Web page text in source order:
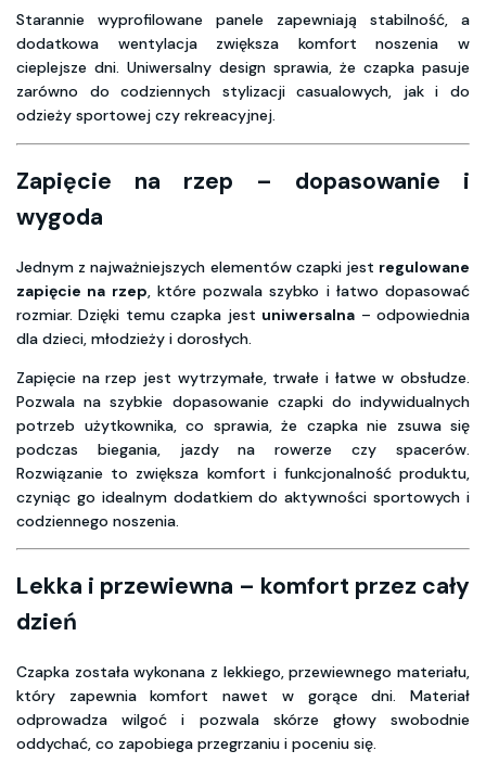
Starannie wyprofilowane panele zapewniają stabilność, a
dodatkowa wentylacja zwiększa komfort noszenia w
cieplejsze dni. Uniwersalny design sprawia, że czapka pasuje
zarówno do codziennych stylizacji casualowych, jak i do
odzieży sportowej czy rekreacyjnej.
Zapięcie na rzep – dopasowanie i
wygoda
Jednym z najważniejszych elementów czapki jest regulowane
zapięcie na rzep , które pozwala szybko i łatwo dopasować
rozmiar. Dzięki temu czapka jest uniwersalna – odpowiednia
dla dzieci, młodzieży i dorosłych.
Zapięcie na rzep jest wytrzymałe, trwałe i łatwe w obsłudze.
Pozwala na szybkie dopasowanie czapki do indywidualnych
potrzeb użytkownika, co sprawia, że czapka nie zsuwa się
podczas biegania, jazdy na rowerze czy spacerów.
Rozwiązanie to zwiększa komfort i funkcjonalność produktu,
czyniąc go idealnym dodatkiem do aktywności sportowych i
codziennego noszenia.
Lekka i przewiewna – komfort przez cały
dzień
Czapka została wykonana z lekkiego, przewiewnego materiału,
który zapewnia komfort nawet w gorące dni. Materiał
odprowadza wilgoć i pozwala skórze głowy swobodnie
oddychać, co zapobiega przegrzaniu i poceniu się.